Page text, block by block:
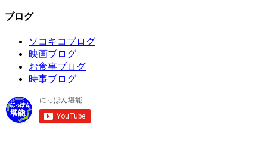
ブログ
ソコキコブログ
映画ブログ
お食事ブログ
時事ブログ